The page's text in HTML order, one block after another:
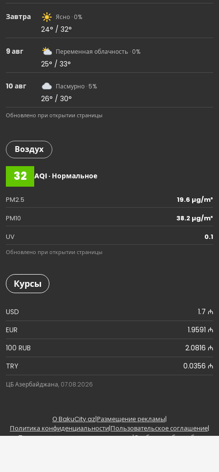
Завтра Ясно · 0%
24° / 32°
9 авг Переменная облачность · 0%
25° / 33°
10 авг Пасмурно · 5%
26° / 30°
Обновлено при открытии страницы
Воздух
32 AQI · Нормальное
PM2.5
19.6 µg/m³
PM10
38.2 µg/m³
UV
0.1
Обновлено при открытии страницы
Курсы
USD
1.7 ₼
EUR
1.9591 ₼
100 RUB
2.0816 ₼
TRY
0.0356 ₼
ЦБ Азербайджана, 07.08.2026
О BakuCity.az|Размещение рекламы|
Политика конфиденциальности|Пользовательское соглашение|
Правила использования материалов|Сообщить об ошибке